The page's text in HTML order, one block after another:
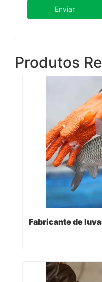
Enviar
Produtos
Fabricante de